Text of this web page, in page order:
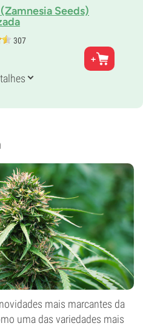
Seeds)
307
mais marcantes da
uma das variedades mais